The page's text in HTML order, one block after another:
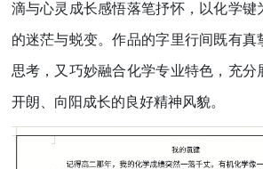
滴与心灵成长感悟落笔抒怀，以化学键
的迷茫与蜕变。作品的字里行间既有真
思考，又巧妙融合化学专业特色，充分
开朗、向阳成长的良好精神风貌。